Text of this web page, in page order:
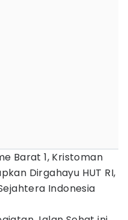
Barat 1, Kristoman
Dirgahayu HUT RI,
Indonesia